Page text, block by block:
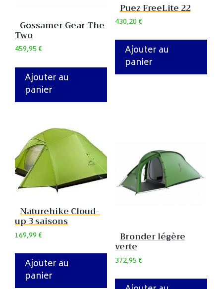
Gossamer Gear The
Two
459,95€
Ajouter au
panier
Puez FreeLite 22
430,20€
Ajouter au
panier
Naturehike Cloud-
up 3 saisons
169,99€
Ajouter au
panier
Bronder légère
verte
372,95€